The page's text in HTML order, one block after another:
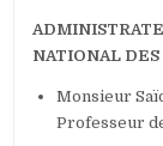
NATIONAL
Monsieur
Professeur